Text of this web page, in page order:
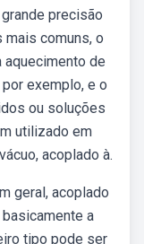
precisão
comuns, o
aquecimento de
exemplo, e o
ou soluções
utilizado em
acoplado à.
geral, acoplado
a
tipo pode ser